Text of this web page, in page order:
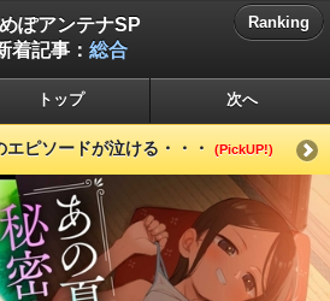
ぽアンテナSP
着記事： 総合
Ranking
トップ 次へ
エピソードが泣ける・・・ (PickUP!)